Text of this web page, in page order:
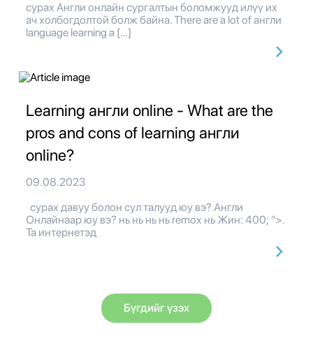
сурах Англи онлайн сургалтын боломжууд илүү их
ач холбогдолтой болж байна. There are a lot of англи
language learning a […]
Learning англи online - What are the
pros and cons of learning англи
online?
09.08.2023
сурах давуу болон сул талууд юу вэ? Англи
Онлайнаар юу вэ? нь нь нь нь remox нь Жин: 400; ">.
Та интернетэд
Бүгдийг үзэх